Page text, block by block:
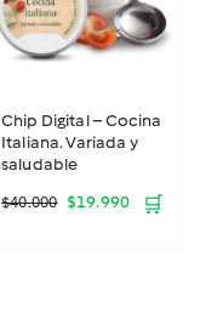
Chip Digital – Cocina
Italiana. Variada y
saludable
$40.000 El
$19.990El 🛒